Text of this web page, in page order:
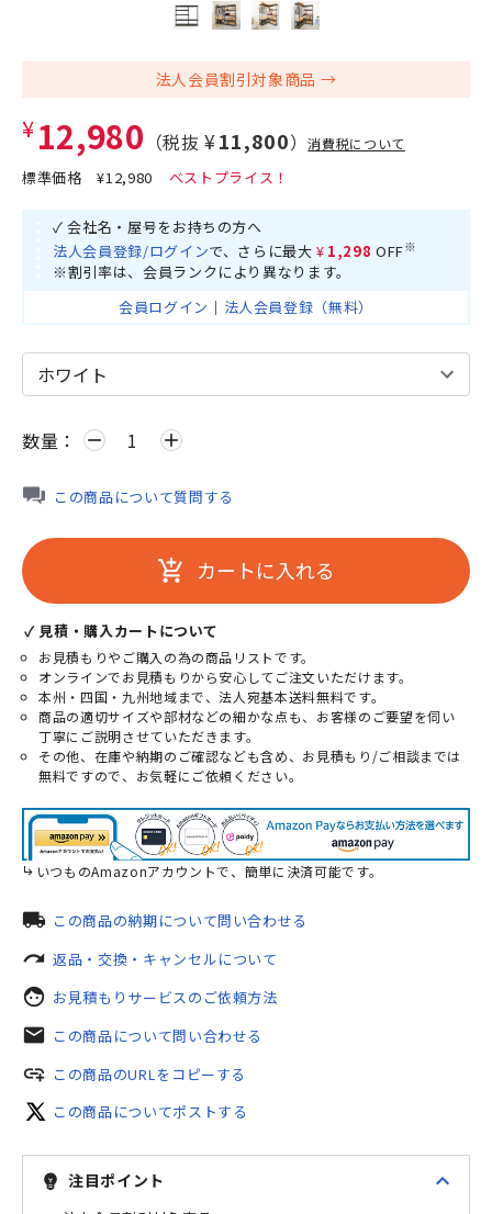
法人会員割引対象商品
¥12,980 （税抜 ¥11,800）消費税について
標準価格¥12,980
✓ 会社名・屋号をお持ちの方へ
法人会員登録/ログインで、さらに最大 ¥1,298 OFF※
※割引率は、会員ランクにより異なります。
会員ログイン ｜ 法人会員登録（無料）
数量： remove add
この商品について質問する
add_shopping_cart カートに入れる
✓ 見積・購入カートについて
お見積もりやご購入の為の商品リストです。
オンラインでお見積もりから安心してご注文いただけます。
本州・四国・九州地域まで、法人宛基本送料無料です。
商品の適切サイズや部材などの細かな点も、お客様のご要望を伺い
丁寧にご説明させていただきます。
その他、在庫や納期のご確認なども含め、お見積もり/ご相談までは
無料ですので、お気軽にご依頼ください。
いつものAmazonアカウントで、簡単に決済可能です。
local_shipping この商品の納期について問い合わせる
redo 返品・交換・キャンセルについて
face お見積もりサービスのご依頼方法
mail この商品について問い合わせる
add_link この商品のURLをコピーする
この商品についてポストする
emoji_objects 注目ポイント expand_less